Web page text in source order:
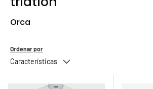
Orca
Ordenar por
Características